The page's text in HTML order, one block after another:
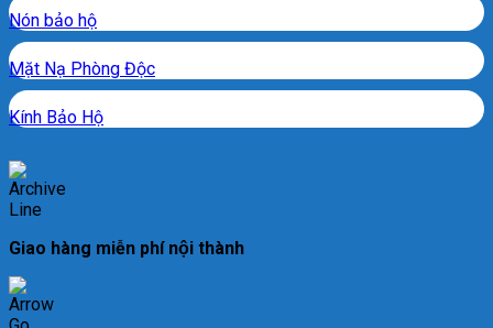
Nón bảo hộ
Mặt Nạ Phòng Độc
Kính Bảo Hộ
Giao hàng miễn phí nội thành